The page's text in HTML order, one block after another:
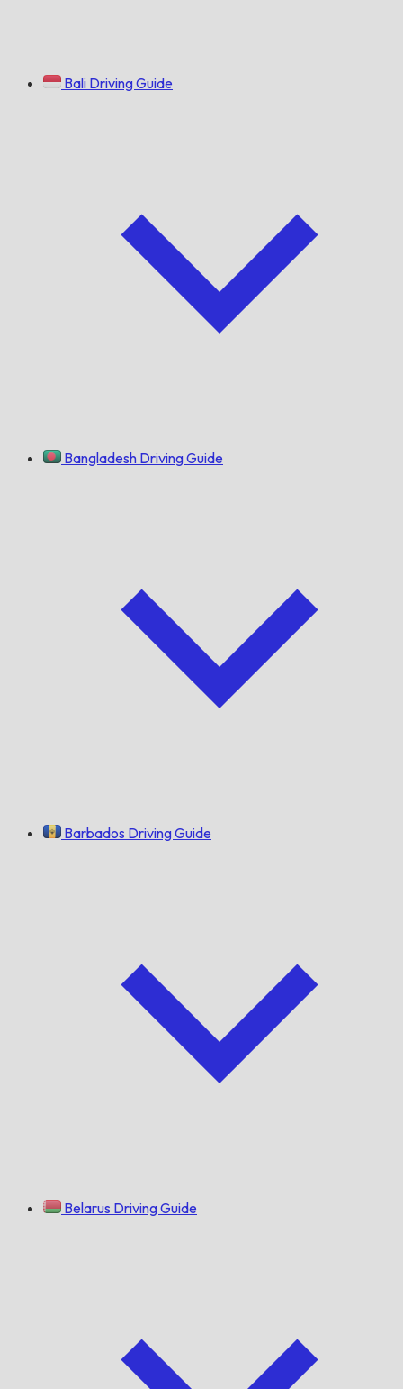
Bali Driving Guide
Bangladesh Driving Guide
Barbados Driving Guide
Belarus Driving Guide